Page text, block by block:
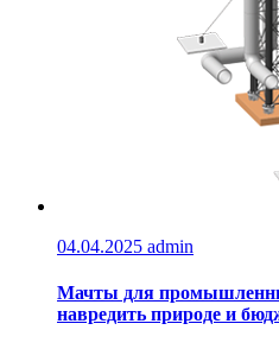
04.04.2025 admin
Мачты для
навредить природе и